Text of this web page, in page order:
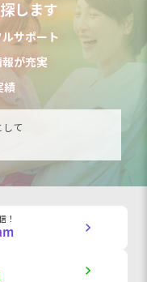
します
サポート
が充実
績
して
！